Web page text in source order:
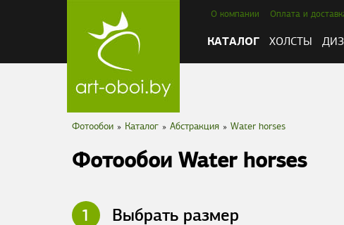
О компании Оплата и
КАТАЛОГ ХОЛСТЫ
Фотообои » Каталог » Абстракция » Water horses
Фотообои Water horses
1 Выбрать размер